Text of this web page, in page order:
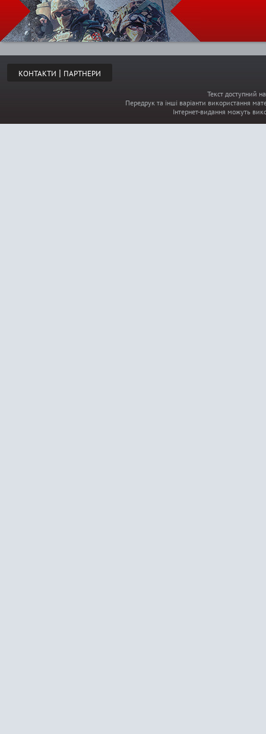
КОНТАКТИ | ПАРТНЕРИ
Текст доступний
Передрук та інші варіанти використання
Інтернет-видання можуть